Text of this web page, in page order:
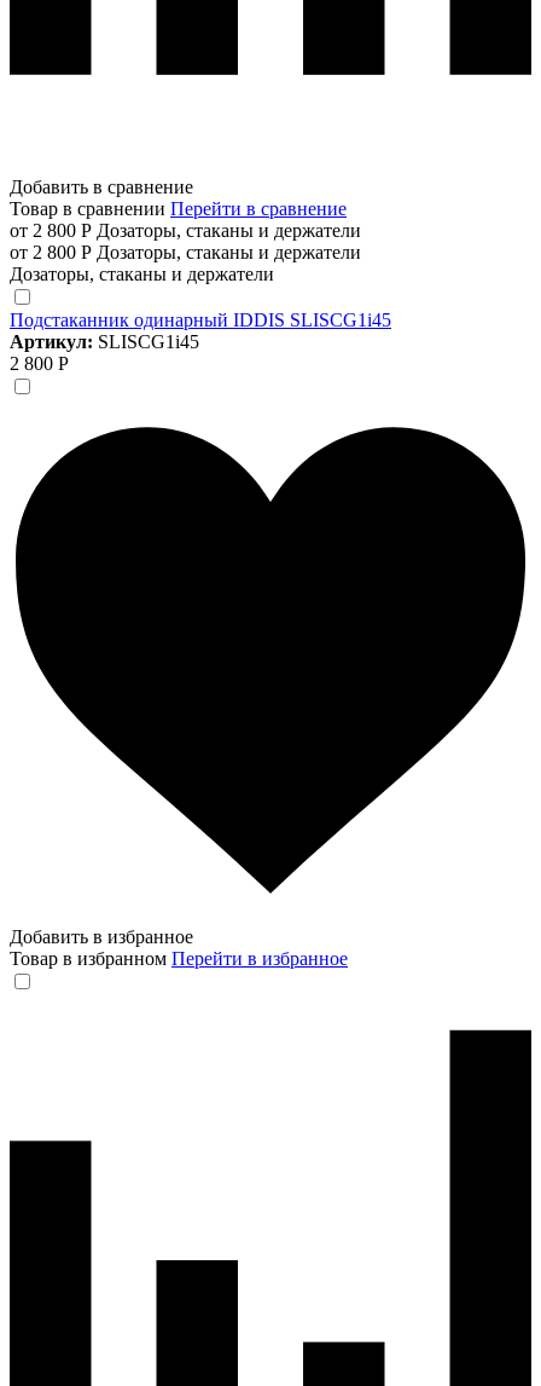
Добавить в сравнение
Товар в сравнении Перейти в сравнение
от 2 800 Р Дозаторы, стаканы и держатели
от 2 800 Р Дозаторы, стаканы и держатели
Дозаторы, стаканы и держатели
Подстаканник одинарный IDDIS SLISCG1i45
Артикул: SLISCG1i45
2 800 Р
Добавить в избранное
Товар в избранном Перейти в избранное